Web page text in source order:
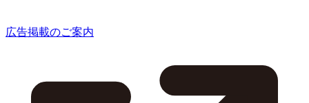
広告掲載のご案内